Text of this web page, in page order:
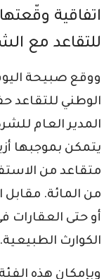
اتفاقية
للتقاعد مع
ووقع صبيحة
الوطني للتقاعد
يتمكن بموجبها
متقاعد من
من المائة. مقابل
أو حتى العقارات
الكوارث الطبيعية.
وبإمكان هذه